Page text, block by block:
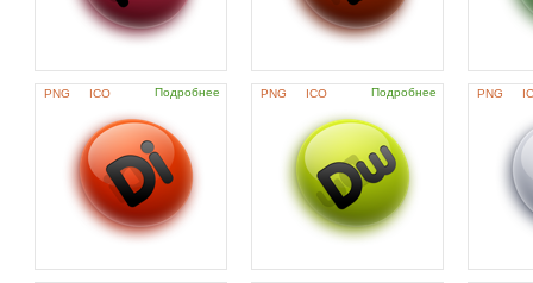
PNG ICO Подробнее PNG ICO Подробнее PNG